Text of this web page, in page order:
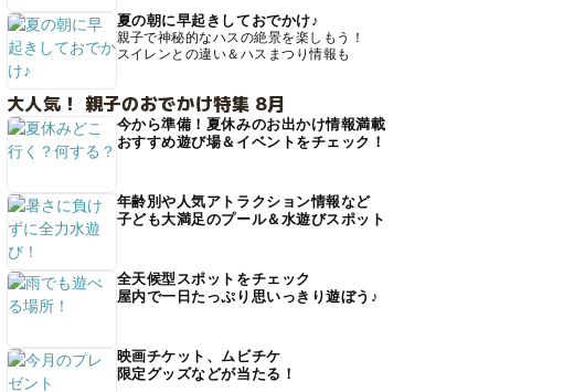
夏の朝に早起きしておでかけ♪
親子で神秘的なハスの絶景を楽しもう！
スイレンとの違い＆ハスまつり情報も
大人気！ 親子のおでかけ特集 8月
今から準備！夏休みのお出かけ情報満載
おすすめ遊び場＆イベントをチェック！
年齢別や人気アトラクション情報など
子ども大満足のプール＆水遊びスポット
全天候型スポットをチェック
屋内で一日たっぷり思いっきり遊ぼう♪
映画チケット、ムビチケ
限定グッズなどが当たる！